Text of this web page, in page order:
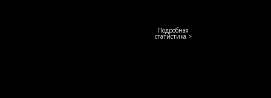
Подробная
статистика >